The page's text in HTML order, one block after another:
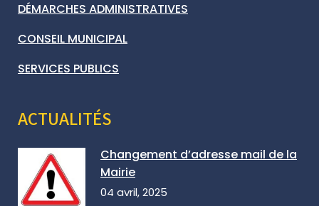
DÉMARCHES ADMINISTRATIVES
CONSEIL MUNICIPAL
SERVICES PUBLICS
ACTUALITÉS
Changement d’adresse mail de la
Mairie
04 avril, 2025